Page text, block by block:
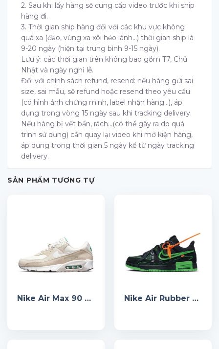
2. Sau khi lấy hàng sẽ cung cấp video trước khi ship
hàng đi.
3. Thời gian ship hàng đối với các khu vực không
quá xa (đảo, vùng xa xôi hẻo lánh…) thời gian ship là
9-20 ngày (hiện tại trung bình 9-15 ngày).
Lưu ý: các thời gian trên không bao gồm T7, Chủ
Nhật và ngày nghỉ lễ.
Đối với chính sách refund, resend: nếu hàng gửi sai
size, sai mẫu, sẽ refund hoặc resend theo yêu cầu
(có hình ảnh chứng minh, label nhận hàng…), áp
dụng trong vòng 15 ngày sau khi tracking delivery.
Nếu hàng bị vết bẩn, rách…(có thể gây ra do quá
trình sử dụng) cần quay lại video khi mở kiện hàng,
áp dụng trong thời gian 5 ngày kể từ ngày tracking
delivery.
SẢN PHẨM TƯƠNG TỰ
Nike Air Max 90 First Use Cream Nike Air Rubber Dunk Off-White Green Strike